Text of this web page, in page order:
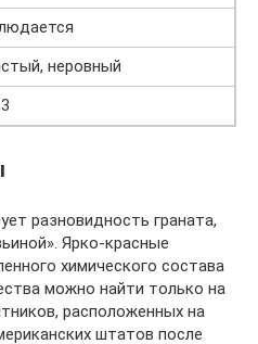
неровный
разновидность граната,
Ярко-красные
химического состава
можно найти только на
расположенных на
штатов после